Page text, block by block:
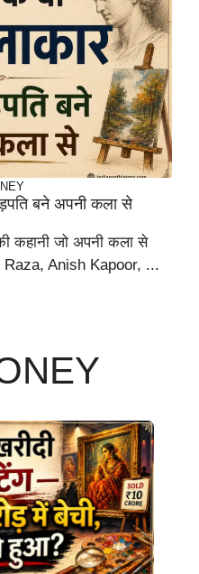
बने अपनी कला से
कहानी जो अपनी कला से
Anish Kapoor, ...